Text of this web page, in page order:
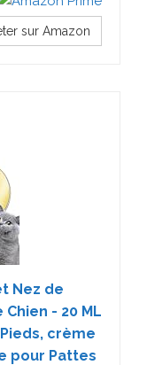
sur Amazon
Nez de
- 20 ML
crème
pour Pattes